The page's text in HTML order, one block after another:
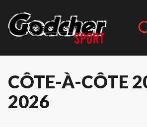
CÔTE-À-CÔTE
2026